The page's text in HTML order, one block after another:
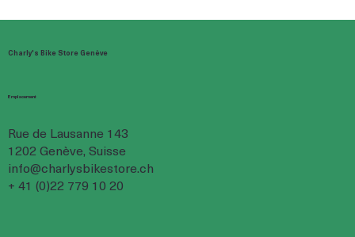
Charly's Bike Store Genève
Emplacement
Rue de Lausanne 143
1202 Genève, Suisse
info@charlysbikestore.ch
+ 41 (0)22 779 10 20